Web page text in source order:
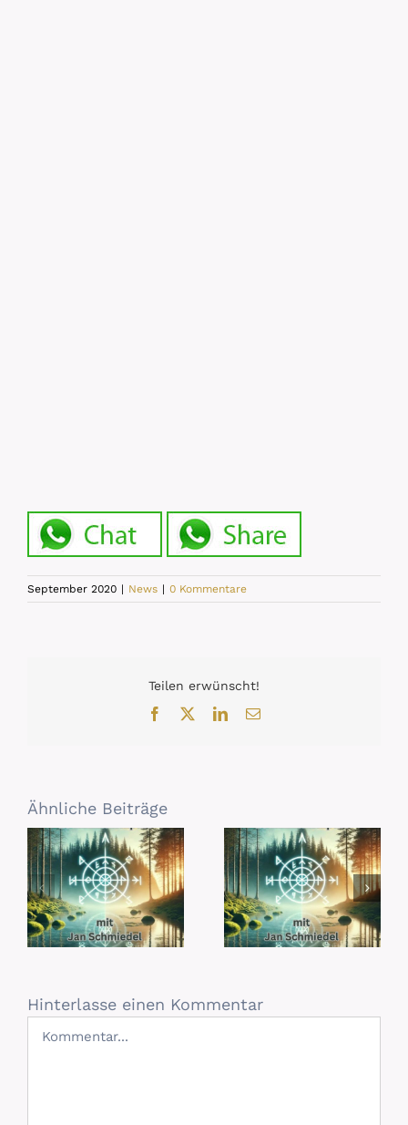
September 2020 | News | 0 Kommentare
Teilen erwünscht!
Facebook
LinkedIn
E-
Ähnliche Beiträge
Hinterlasse einen Kommentar